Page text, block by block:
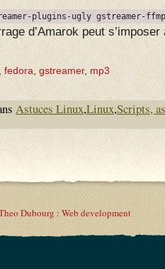
plugins-ugly gstreamer-
d’Amarok peut
fedora gstreamer, mp3
Astuces Linux,Linux,Scripts,
Dubourg : Web development